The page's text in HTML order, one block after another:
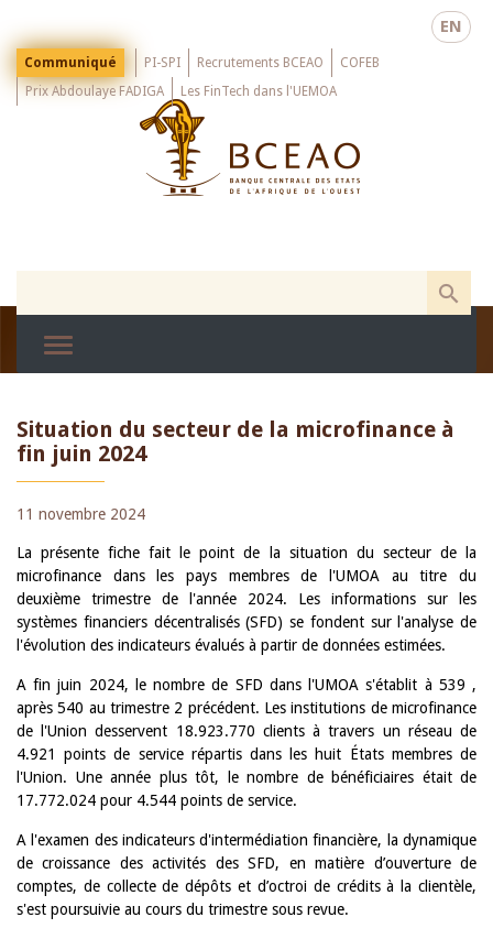
main
EN
Menu
Top
Communiqué PI-SPI Recrutements BCEAO
COFEB
Prix Abdoulaye FADIGA
Les FinTech dans l'UEMOA
Situation du secteur de la microfinance à
fin juin 2024
11 novembre 2024
La présente fiche fait le point de la situation du secteur de la
microfinance dans les pays membres de l'UMOA au titre du
deuxième trimestre de l'année 2024. Les informations sur les
systèmes financiers décentralisés (SFD) se fondent sur l'analyse de
l'évolution des indicateurs évalués à partir de données estimées.
A fin juin 2024, le nombre de SFD dans l'UMOA s'établit à 539 ,
après 540 au trimestre 2 précédent. Les institutions de microfinance
de l'Union desservent 18.923.770 clients à travers un réseau de
4.921 points de service répartis dans les huit États membres de
l'Union. Une année plus tôt, le nombre de bénéficiaires était de
17.772.024 pour 4.544 points de service.
A l'examen des indicateurs d'intermédiation financière, la dynamique
de croissance des activités des SFD, en matière d’ouverture de
comptes, de collecte de dépôts et d’octroi de crédits à la clientèle,
s'est poursuivie au cours du trimestre sous revue.